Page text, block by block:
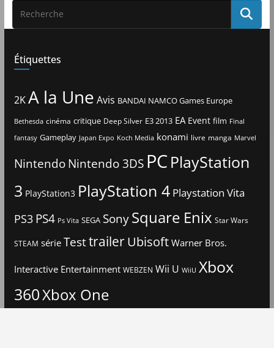
Étiquettes
2KA la Une Avis BANDAI NAMCO Games Europe
Bethesda cinéma critique Deep Silver E3 2013 EA Event film Final
fantasy Gameplay Japan Expo Koch Media konami livre manga Marvel
Nintendo Nintendo 3DS PCPlayStation
3 PlayStation3 PlayStation 4 Playstation Vita
PS3 PS4 Ps Vita SEGA Sony Square Enix Star Wars
STEAM série TesttrailerUbisoftWarner Bros.
Interactive Entertainment WEBZEN Wii U WiiU Xbox
360Xbox One